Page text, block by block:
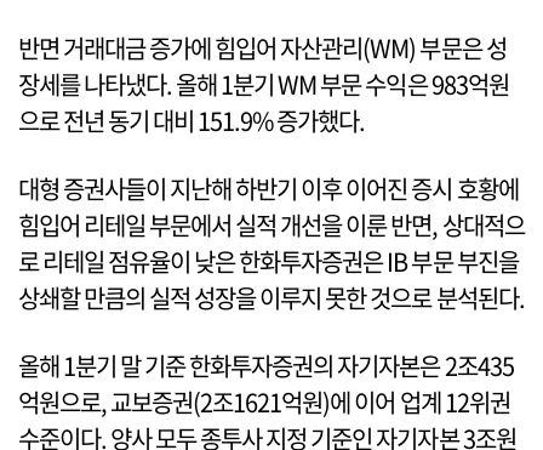
반면 거래대금 증가에 힘입어 자산관리(WM) 부문은 성
장세를 나타냈다. 올해 1분기 WM 부문 수익은 983억원
으로 전년 동기 대비 151.9% 증가했다.
대형 증권사들이 지난해 하반기 이후 이어진 증시 호황에
힘입어 리테일 부문에서 실적 개선을 이룬 반면, 상대적으
로 리테일 점유율이 낮은 한화투자증권은 IB 부문 부진을
상쇄할 만큼의 실적 성장을 이루지 못한 것으로 분석된다.
올해 1분기 말 기준 한화투자증권의 자기자본은 2조435
억원으로, 교보증권(2조1621억원)에 이어 업계 12위권
수준이다. 양사 모두 종투사 지정 기준인 자기자본 3조원